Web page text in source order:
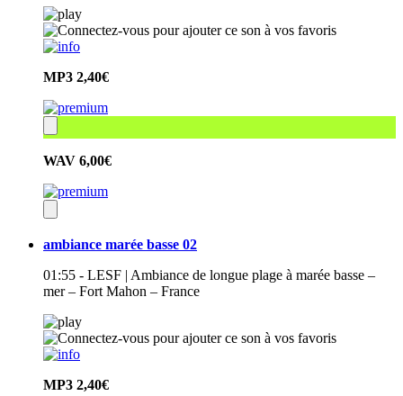
MP3 2,40€
WAV 6,00€
ambiance marée basse 02
01:55 - LESF | Ambiance de longue plage à marée basse –
mer – Fort Mahon – France
MP3 2,40€